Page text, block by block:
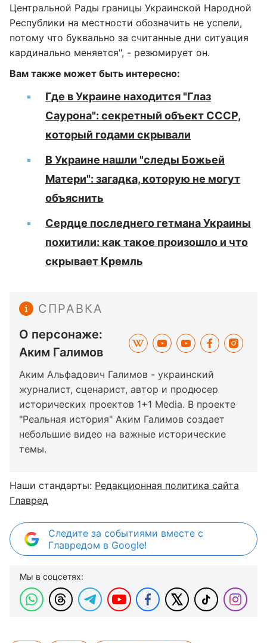
Центральной Рады границы Украинской Народной
Республики на местности обозначить не успели,
потому что буквально за считанные дни ситуация
кардинально меняется", - резюмирует он.
Вам также может быть интересно:
Где в Украине находится "Глаз
Саурона": секретный объект СССР,
который годами скрывали
В Украине нашли "следы Божьей
Матери": загадка, которую не могут
объяснить
Сердце последнего гетмана Украины
похитили: как такое произошло и что
скрывает Кремль
СПРАВКА
О персонаже:
Аким Галимов
Аким Альфадович Галимов - украинский
журналист, сценарист, автор и продюсер
исторических проектов 1+1 Media. В проекте
"Реальная история" Аким Галимов создает
небольшие видео на важные исторические
темы.
Наши стандарты: Редакционная политика сайта
Главред
Следите за событиями вместе с
Главредом в Google!
Мы в соцсетях: